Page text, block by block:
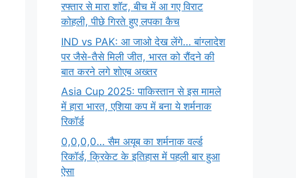
रफ्तार से मारा शॉट, बीच में आ गए विराट
कोहली, पीछे गिरते हुए लपका कैच
IND vs PAK: आ जाओ देख लेंगे… बांग्लादेश
पर जैसे-तैसे मिली जीत, भारत को रौंदने की
बात करने लगे शोएब अख्तर
Asia Cup 2025: पाकिस्तान से इस मामले
में हारा भारत, एशिया कप में बना ये शर्मनाक
रिकॉर्ड
0,0,0,0… सैम अयूब का शर्मनाक वर्ल्ड
रिकॉर्ड, क्रिकेट के इतिहास में पहली बार हुआ
ऐसा